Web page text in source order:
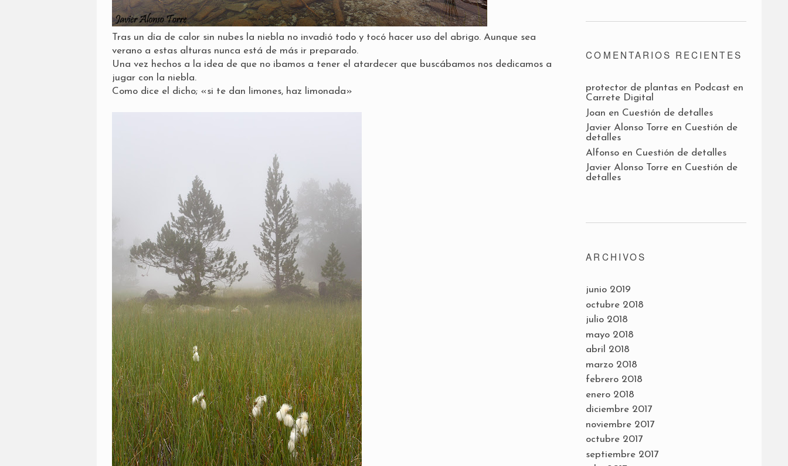
Tras un día de calor sin nubes la niebla no invadió todo y tocó hacer uso del abrigo. Aunque sea
verano a estas alturas nunca está de más ir preparado.
Una vez hechos a la idea de que no ibamos a tener el atardecer que buscábamos nos dedicamos a
jugar con la niebla.
Como dice el dicho; «si te dan limones, haz limonada»
COMENTARIOS RECIENTES
protector de plantas en Podcast en
Carrete Digital
Joan en Cuestión de detalles
Javier Alonso Torre en Cuestión de
detalles
Alfonso en Cuestión de detalles
Javier Alonso Torre en Cuestión de
detalles
ARCHIVOS
junio 2019
octubre 2018
julio 2018
mayo 2018
abril 2018
marzo 2018
febrero 2018
enero 2018
diciembre 2017
noviembre 2017
octubre 2017
septiembre 2017